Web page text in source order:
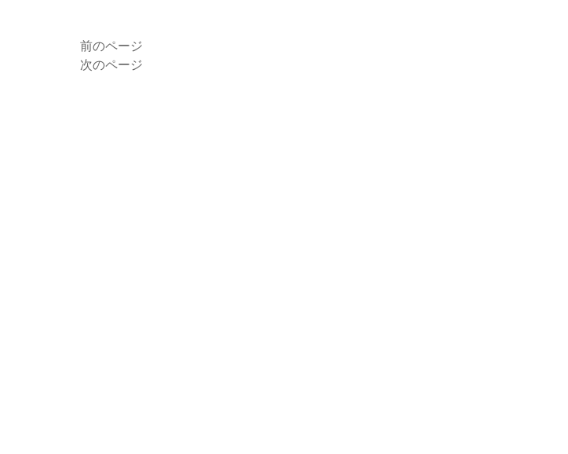
前のページ
次のページ